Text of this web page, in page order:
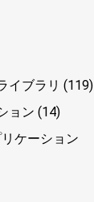
イブラリ (119)
ョン (14)
ケーション